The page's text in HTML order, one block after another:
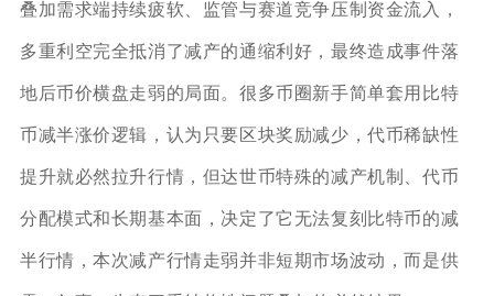
叠加需求端持续疲软、监管与赛道竞争压制资金流入，
多重利空完全抵消了减产的通缩利好，最终造成事件落
地后币价横盘走弱的局面。很多币圈新手简单套用比特
币减半涨价逻辑，认为只要区块奖励减少，代币稀缺性
提升就必然拉升行情，但达世币特殊的减产机制、代币
分配模式和长期基本面，决定了它无法复刻比特币的减
半行情，本次减产行情走弱并非短期市场波动，而是供